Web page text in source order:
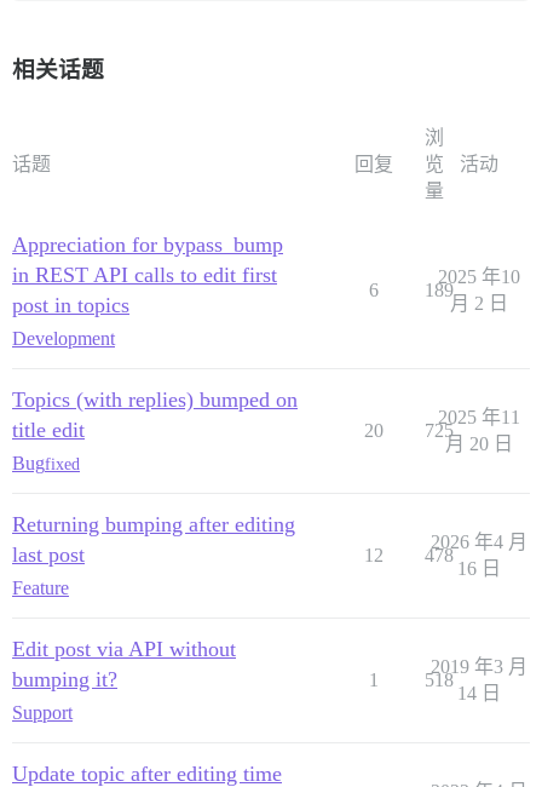
相关话题
话题 回复
浏
览
量
活动
Appreciation for bypass_bump
in REST API calls to edit first
post in topics
Development
6 189
2025 年10
月 2 日
Topics (with replies) bumped on
title edit
Bugfixed
20 725
2025 年11
月 20 日
Returning bumping after editing
last post
Feature
12 478
2026 年4 月
16 日
Edit post via API without
bumping it?
Support
1 518
2019 年3 月
14 日
Update topic after editing time